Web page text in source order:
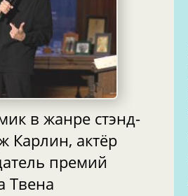
в жанре стэнд-
Карлин, актёр
премий
Твена